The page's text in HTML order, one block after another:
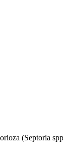
(Septoria